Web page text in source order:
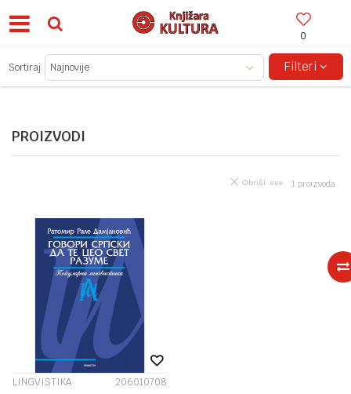
0
BESPLATNA ISPORUKA ZA IZNOSE PREKO 150KM!
PROIZVODI
Sortiraj Filteri
1 proizvoda
Obriši sve
LINGVISTIKA 206010708